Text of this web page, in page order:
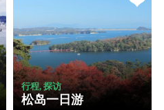
行程, 探访
松岛一日游